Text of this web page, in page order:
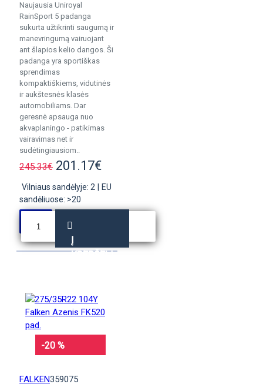
Naujausia Uniroyal
RainSport 5 padanga
sukurta užtikrinti saugumą ir
manevringumą vairuojant
ant šlapios kelio dangos. Ši
padanga yra sportiškas
sprendimas
kompaktiškiems, vidutinės
ir aukštesnės klasės
automobiliams. Dar
geresnė apsauga nuo
akvaplaningo - patikimas
vairavimas net ir
sudėtingiausiom..
245.33€ 201.17€
Vilniaus sandėlyje: 2
EU
sandėliuose: >20
Į
KREPŠELĮ
-20 %
FALKEN359075